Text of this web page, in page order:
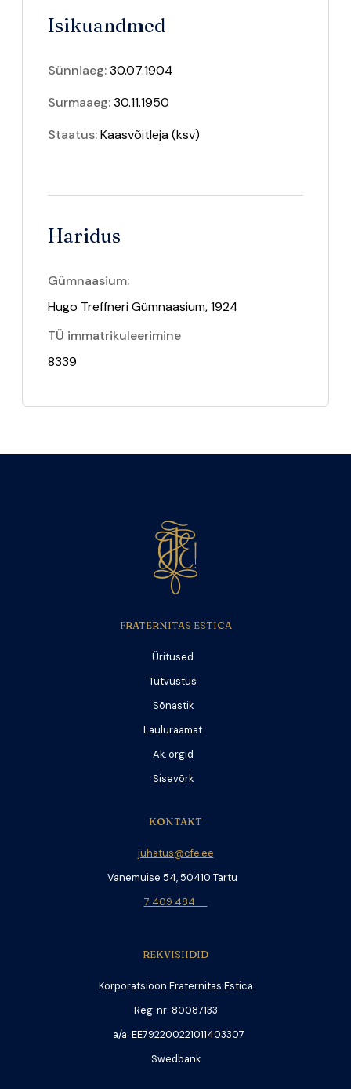
Isikuandmed
Sünniaeg:30.07.1904
Surmaaeg:30.11.1950
Staatus:Kaasvõitleja(ksv)
Haridus
Gümnaasium:
Hugo Treffneri Gümnaasium, 1924
TÜ immatrikuleerimine
8339
FRATERNITAS ESTICA
Üritused
Tutvustus
Sõnastik
Lauluraamat
Ak. orgid
Sisevõrk
KONTAKT
juhatus@cfe.ee
Vanemuise 54, 50410 Tartu
7 409 484
REKVISIIDID
Korporatsioon Fraternitas Estica
Reg. nr: 80087133
a/a: EE792200221011403307
Swedbank